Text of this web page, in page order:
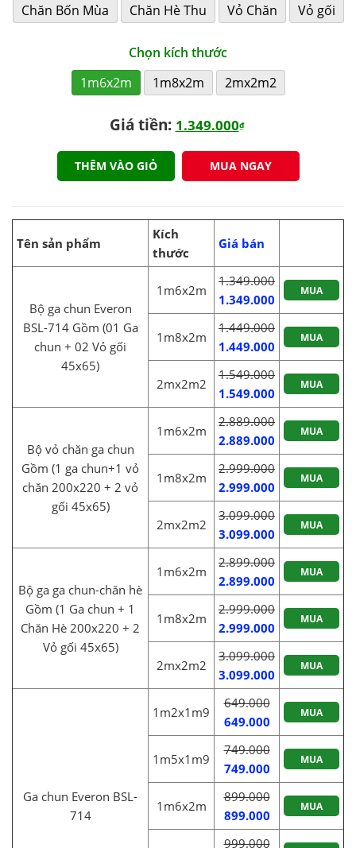
Chăn Bốn Mùa
Chăn Hè Thu Vỏ Chăn Vỏ gối
Chọn kích thước
1m6x2m
1m8x2m 2mx2m2
Giá tiền: 1.349.000₫
THÊM VÀO GIỎ MUA NGAY
Tên sản phẩm
Kích
thước
Giá bán
Bộ ga chun Everon
BSL-714 Gồm (01 Ga
chun + 02 Vỏ gối
45x65)
1m6x2m
1.349.000
1.349.000
MUA
1m8x2m
1.449.000
1.449.000
MUA
2mx2m2
1.549.000
1.549.000
MUA
Bộ vỏ chăn ga chun
Gồm (1 ga chun+1 vỏ
chăn 200x220 + 2 vỏ
gối 45x65)
1m6x2m
2.889.000
2.889.000
MUA
1m8x2m
2.999.000
2.999.000
MUA
2mx2m2
3.099.000
3.099.000
MUA
Bộ ga ga chun-chăn hè
Gồm (1 Ga chun + 1
Chăn Hè 200x220 + 2
Vỏ gối 45x65)
1m6x2m
2.899.000
2.899.000
MUA
1m8x2m
2.999.000
2.999.000
MUA
2mx2m2
3.099.000
3.099.000
MUA
Ga chun Everon BSL-
714
1m2x1m9
649.000
649.000
MUA
1m5x1m9
749.000
749.000
MUA
1m6x2m
899.000
899.000
MUA
999.000